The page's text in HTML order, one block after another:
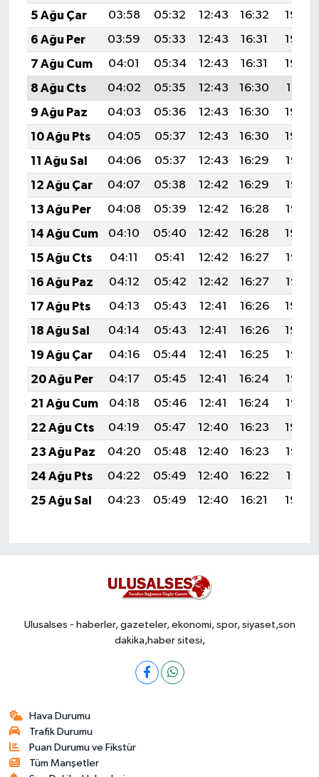
5 Ağu Çar
03:58 05:32 12:43 16:32
19:44
6 Ağu Per
03:59 05:33 12:43 16:31
19:43
7 Ağu Cum
04:01 05:34 12:43 16:31
19:42
8 Ağu Cts
04:02 05:35 12:43 16:30
19:41
9 Ağu Paz
04:03 05:36 12:43 16:30
19:40
10 Ağu Pts
04:05 05:37 12:43 16:30
19:39
11 Ağu Sal
04:06 05:37 12:43 16:29
19:38
12 Ağu Çar
04:07 05:38 12:42 16:29
19:37
13 Ağu Per
04:08 05:39 12:42 16:28
19:35
14 Ağu Cum
04:10 05:40 12:42 16:28
19:34
15 Ağu Cts
04:11 05:41 12:42 16:27
19:33
16 Ağu Paz
04:12 05:42 12:42 16:27
19:32
17 Ağu Pts
04:13 05:43 12:41 16:26
19:30
18 Ağu Sal
04:14 05:43 12:41 16:26
19:29
19 Ağu Çar
04:16 05:44 12:41 16:25
19:28
20 Ağu Per
04:17 05:45 12:41 16:24
19:27
21 Ağu Cum
04:18 05:46 12:41 16:24
19:25
22 Ağu Cts
04:19 05:47 12:40 16:23
19:24
23 Ağu Paz
04:20 05:48 12:40 16:23
19:22
24 Ağu Pts
04:22 05:49 12:40 16:22
19:21
25 Ağu Sal
04:23 05:49 12:40 16:21 19:20
Ulusalses - haberler, gazeteler, ekonomi, spor, siyaset,son
dakika,haber sitesi,
Hava Durumu
Trafik Durumu
Puan Durumu ve Fikstür
Tüm Manşetler